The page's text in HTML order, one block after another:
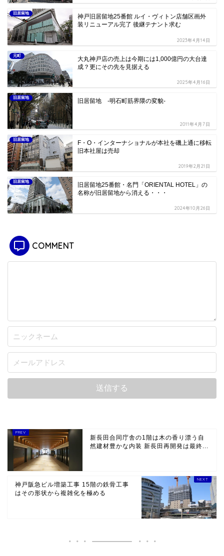
旧居留地
神戸旧居留地25番館 ルイ・ヴィトン店舗区画外
装リニューアル完了 後継テナント求む
2023年4月14日
元町
大丸神戸店の売上は今期には1,000億円の大台達
成？更にその先を見据える
2025年4月16日
旧居留地 旧居留地 -明石町筋界隈の変貌-
2011年4月7日
旧居留地
F・O・インターナショナルが本社を磯上通に移転
旧本社屋は売却
2019年2月21日
旧居留地
旧居留地25番館・名門「ORIENTAL HOTEL」の
名称が旧居留地から消える・・・
2024年10月26日
COMMENT
新長田合同庁舎の1階は木の香り漂う自
然建材豊かな内装 新長田再開発は最終...
神戸阪急ビル増築工事 15階の鉄骨工事
はその形状から複雑化を極める